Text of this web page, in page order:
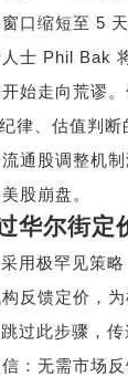
口缩短至 5 天
士 Phil Bak
始走向荒谬
纪律、估值判断
通股调整机制
股崩盘。
华尔街定
采用极罕见策
反馈定价，
跳过此步骤，传
：无需市场反